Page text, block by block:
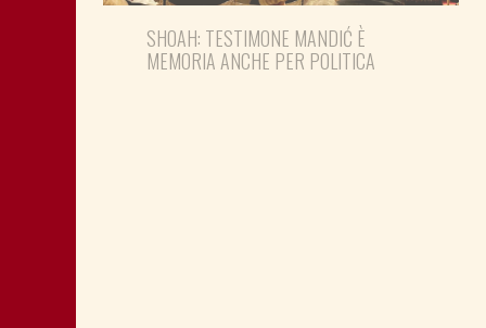
SHOAH: TESTIMONE MANDIĆ È
MEMORIA ANCHE PER POLITICA